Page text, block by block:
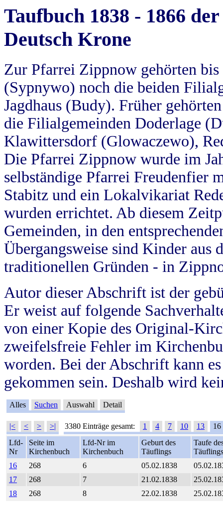
Taufbuch 1838 - 1866
Deutsch Krone
Zur Pfarrei Zippnow gehörten
(Sypnywo) noch die beiden
Jagdhaus (Budy). Früher
die Filialgemeinden Doderlage
Klawittersdorf (Glowaczewo),
Die Pfarrei Zippnow wurde im
selbständige Pfarrei Freudenfier
Stabitz und ein Lokalvikariat
wurden errichtet. Ab diesem
Gemeinden, in den
Übergangsweise sind Kinder aus
traditionellen Gründen - in
Autor dieser Abschrift ist der
Er weist auf folgende
von einer Kopie des Original-
zweifelsfreie Fehler im
worden. Bei der Abschrift kann
gekommen sein. Deshalb wird
Alles Suchen Auswahl Detail
|< < > >| 3380 Einträge gesamt: 1 4 7 10 13
16
Lfd-
Nr
Seite im
Kirchenbuch
Lfd-Nr im
Kirchenbuch
Geburt des
Täuflings
Taufe
Täuflings
16
268 6 05.02.1838
17
268 7 21.02.1838
18
268 8 22.02.1838